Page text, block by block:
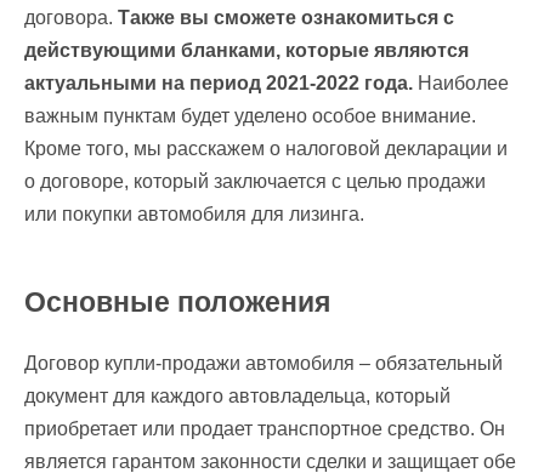
договора. Также вы сможете ознакомиться с
действующими бланками, которые являются
актуальными на период 2021-2022 года. Наиболее
важным пунктам будет уделено особое внимание.
Кроме того, мы расскажем о налоговой декларации и
о договоре, который заключается с целью продажи
или покупки автомобиля для лизинга.
Основные положения
Договор купли-продажи автомобиля – обязательный
документ для каждого автовладельца, который
приобретает или продает транспортное средство. Он
является гарантом законности сделки и защищает обе